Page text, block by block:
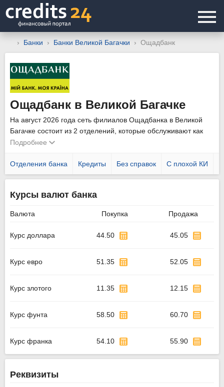
Банки Банки Великой Багачки Ощадбанк
Ощадбанк в Великой Багачке
На август 2026 года сеть филиалов Ощадбанка в Великой
Багачке состоит из 2 отделений, которые обслуживают как
физических, так и юридических лиц. Уточнить график работы
0800 210 800.
Подробнее
Отделения банка Кредиты Без справок С плохой КИ
Курсы валют банка
Валюта Покупка Продажа
Курс доллара 44.50 45.05
Курс евро 51.35 52.05
Курс злотого 11.35 12.15
Курс фунта 58.50 60.70
Курс франка 54.10 55.90
Реквизиты